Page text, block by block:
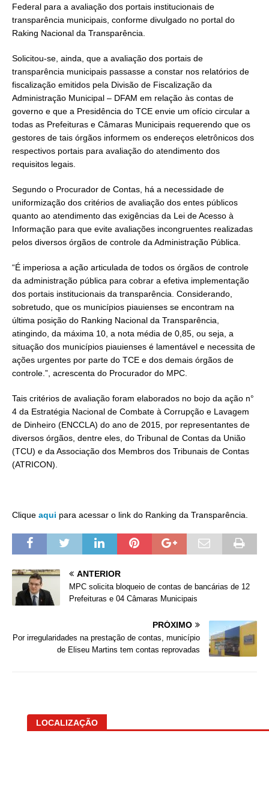
Federal para a avaliação dos portais institucionais de
transparência municipais, conforme divulgado no portal do
Raking Nacional da Transparência.
Solicitou-se, ainda, que a avaliação dos portais de
transparência municipais passasse a constar nos relatórios de
fiscalização emitidos pela Divisão de Fiscalização da
Administração Municipal – DFAM em relação às contas de
governo e que a Presidência do TCE envie um ofício circular a
todas as Prefeituras e Câmaras Municipais requerendo que os
gestores de tais órgãos informem os endereços eletrônicos dos
respectivos portais para avaliação do atendimento dos
requisitos legais.
Segundo o Procurador de Contas, há a necessidade de
uniformização dos critérios de avaliação dos entes públicos
quanto ao atendimento das exigências da Lei de Acesso à
Informação para que evite avaliações incongruentes realizadas
pelos diversos órgãos de controle da Administração Pública.
“É imperiosa a ação articulada de todos os órgãos de controle
da administração pública para cobrar a efetiva implementação
dos portais institucionais da transparência. Considerando,
sobretudo, que os municípios piauienses se encontram na
última posição do Ranking Nacional da Transparência,
atingindo, da máxima 10, a nota média de 0,85, ou seja, a
situação dos municípios piauienses é lamentável e necessita de
ações urgentes por parte do TCE e dos demais órgãos de
controle.”, acrescenta do Procurador do MPC.
Tais critérios de avaliação foram elaborados no bojo da ação n°
4 da Estratégia Nacional de Combate à Corrupção e Lavagem
de Dinheiro (ENCCLA) do ano de 2015, por representantes de
diversos órgãos, dentre eles, do Tribunal de Contas da União
(TCU) e da Associação dos Membros dos Tribunais de Contas
(ATRICON).
Clique aqui para acessar o link do Ranking da Transparência.
ANTERIOR
MPC solicita bloqueio de contas de bancárias de 12
Prefeituras e 04 Câmaras Municipais
PRÓXIMO
Por irregularidades na prestação de contas, município
de Eliseu Martins tem contas reprovadas
LOCALIZAÇÃO